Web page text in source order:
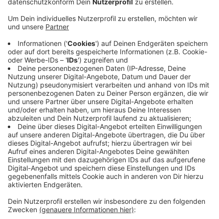
Anzeige
Aktuell überprüft die Stadt Witten nach eigenen
Angaben gemeinsam mit Experten der Polizei, welche
Daten genau veröffentlicht wurden. Wenn neben
internen Daten der Verwaltung auch private Daten von
Bürgerinnen und Bürgern auftauchen, die für kriminelle
Handlungen missbraucht werden können, wird die
Verwaltung schnellstmöglich handeln, heißt es. Die
Stadt bittet, auf ungewöhnliche Kontaktversuche zu
achten und verdächtige E-Mails nicht zu beantworten.
Links und Anlagen sollen nicht geöffnet, bzw.
angeklickt werden.